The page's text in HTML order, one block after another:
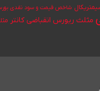
شاخص قیمت و سود نقدی
مثلث ریورس انقباضی کانتر